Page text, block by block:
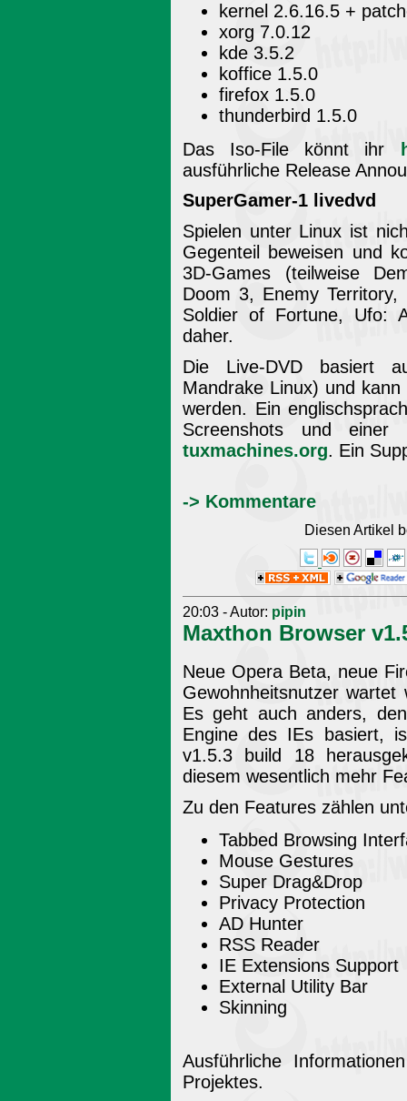
kernel 2.6.16.5 +
xorg 7.0.12
kde 3.5.2
koffice 1.5.0
firefox 1.5.0
thunderbird 1.5.0
Das Iso-File könnt ihr
ausführliche Release
SuperGamer-1 livedvd
Spielen unter Linux ist
Gegenteil beweisen und
3D-Games (teilweise
Doom 3, Enemy
Soldier of Fortune, Ufo:
daher.
Die Live-DVD basiert
Mandrake Linux) und
werden. Ein
Screenshots und
tuxmachines.org. Ein
-> Kommentare
Diesen Artikel
20:03 - Autor: pipin
Maxthon Browser
Neue Opera Beta, neue
Gewohnheitsnutzer
Es geht auch anders,
Engine des IEs basiert,
v1.5.3 build 18
diesem wesentlich mehr
Zu den Features zählen
Tabbed Browsing
Mouse Gestures
Super Drag&Drop
Privacy Protection
AD Hunter
RSS Reader
IE Extensions Support
External Utility Bar
Skinning
Ausführliche
Projektes.